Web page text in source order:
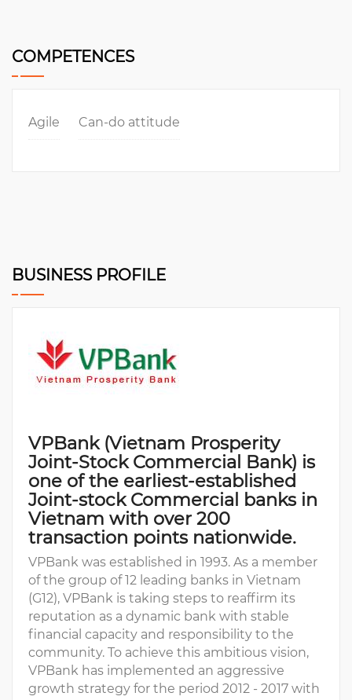
COMPETENCES
Agile Can-do attitude
BUSINESS PROFILE
VPBank (Vietnam Prosperity
Joint-Stock Commercial Bank) is
one of the earliest-established
Joint-stock Commercial banks in
Vietnam with over 200
transaction points nationwide.
VPBank was established in 1993. As a member
of the group of 12 leading banks in Vietnam
(G12), VPBank is taking steps to reaffirm its
reputation as a dynamic bank with stable
financial capacity and responsibility to the
community. To achieve this ambitious vision,
VPBank has implemented an aggressive
growth strategy for the period 2012 - 2017 with